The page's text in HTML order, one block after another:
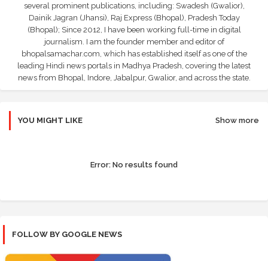
several prominent publications, including: Swadesh (Gwalior),
Dainik Jagran (Jhansi), Raj Express (Bhopal), Pradesh Today
(Bhopal); Since 2012, I have been working full-time in digital
journalism. I am the founder member and editor of
bhopalsamachar.com, which has established itself as one of the
leading Hindi news portals in Madhya Pradesh, covering the latest
news from Bhopal, Indore, Jabalpur, Gwalior, and across the state.
YOU MIGHT LIKE Show more
Error: No results found
FOLLOW BY GOOGLE NEWS